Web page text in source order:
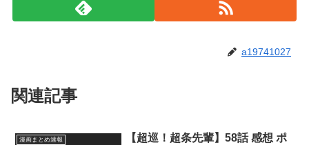
a19741027
関連記事
漫画まとめ速報
【超巡！超条先輩】58話 感想 ポ